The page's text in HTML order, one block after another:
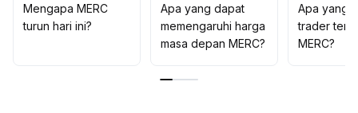
batas bawah, disarankan untuk tetap dengan posisi
ringan dan waspada, dengan stop loss di bawah level
fleksibel, menunggu sinyal tren yang lebih jelas
Mengapa MERC
turun hari ini?
Apa yang dapat
memengaruhi harga
masa depan MERC?
Apa yang
trader
MERC?